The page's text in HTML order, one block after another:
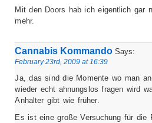
Mit den Doors hab ich eigentlich gar
mehr.
Cannabis Kommando Says:
February 23rd, 2009 at 16:39
Ja, das sind die Momente wo man
wieder echt ahnungslos fragen wird
Anhalter gibt wie früher.
Es ist eine große Versuchung für die